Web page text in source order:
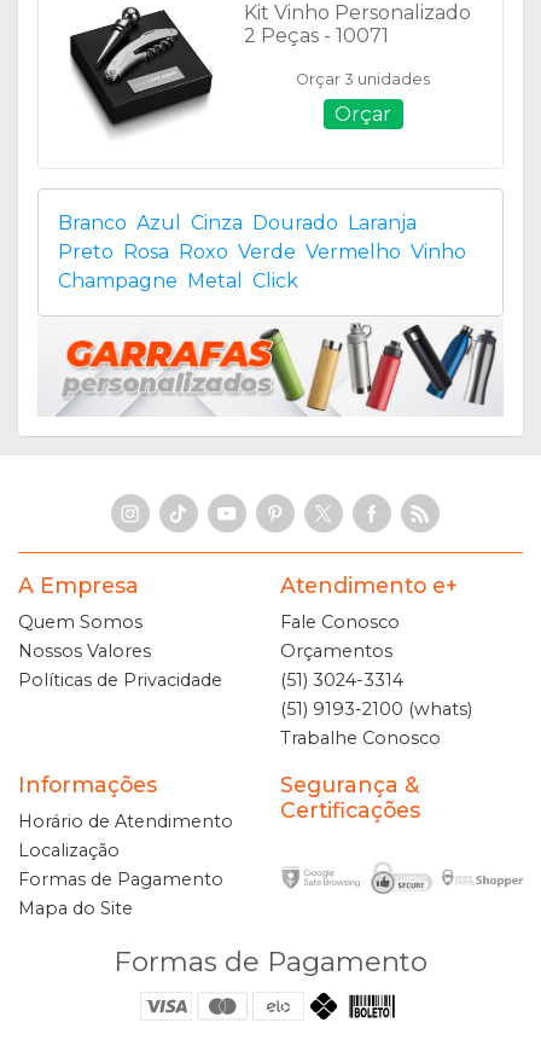
Kit Vinho Personalizado
2 Peças - 10071
Orçar 3 unidades
Orçar
Branco Azul Cinza Dourado Laranja
Preto Rosa Roxo Verde Vermelho Vinho
Champagne Metal Click
A Empresa
Quem Somos
Nossos Valores
Políticas de Privacidade
Atendimento e+
Fale Conosco
Orçamentos
(51) 3024-3314
(51) 9193-2100 (whats)
Trabalhe Conosco
Informações
Horário de Atendimento
Localização
Formas de Pagamento
Mapa do Site
Segurança &
Certificações
Formas de Pagamento